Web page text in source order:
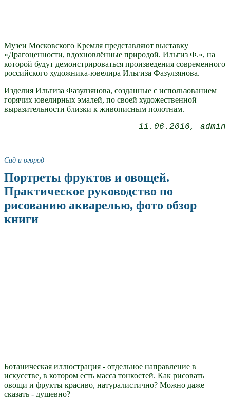
Музеи Московского Кремля представляют выставку
«Драгоценности, вдохновлённые природой. Ильгиз Ф.», на
которой будут демонстрироваться произведения современного
российского художника-ювелира Ильгиза Фазулзянова.
Изделия Ильгиза Фазулзянова, созданные с использованием
горячих ювелирных эмалей, по своей художественной
выразительности близки к живописным полотнам.
11.06.2016 admin
Сад и огород
Портреты фруктов и овощей.
Практическое руководство по
рисованию акварелью, фото обзор
книги
Ботаническая иллюстрация - отдельное направление в
искусстве, в котором есть масса тонкостей. Как рисовать
овощи и фрукты красиво, натуралистично? Можно даже
сказать - душевно?